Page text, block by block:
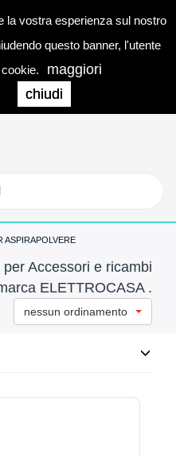
la vostra esperienza sul nostro
questo banner, l'utente
maggiori
chiudi
0
ASPIRAPOLVERE
Accessori e ricambi
ELETTROCASA .
nessun ordinamento